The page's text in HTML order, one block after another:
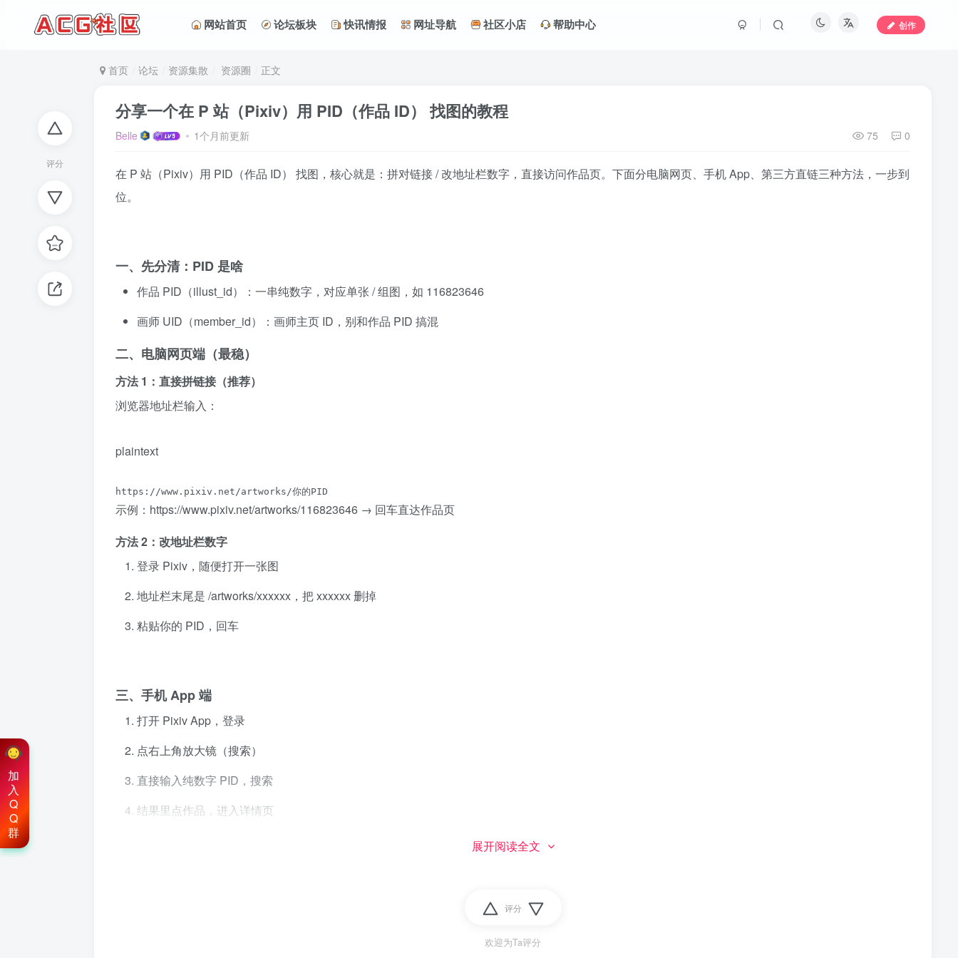
网站首页 论坛板块 快讯情报 网址导航 社区小店 帮助中心 创作
评分
首页 论坛 资源集散 资源圈 正文
分享一个在 P 站（Pixiv）用 PID（作品 ID） 找图的教程
Belle 1个月前更新 75 0
在 P 站（Pixiv）用 PID（作品 ID） 找图，核心就是：拼对链接 / 改地址栏数字，直接访问作品页。下面分电脑网页、手机 App、第三方直链三种方法，一步到
位。
一、先分清：PID 是啥
作品 PID（illust_id）：一串纯数字，对应单张 / 组图，如 116823646
画师 UID（member_id）：画师主页 ID，别和作品 PID 搞混
二、电脑网页端（最稳）
方法 1：直接拼链接（推荐）
浏览器地址栏输入：
plaintext
https://www.pixiv.net/artworks/你的PID
示例：https://www.pixiv.net/artworks/116823646 → 回车直达作品页
方法 2：改地址栏数字
登录 Pixiv，随便打开一张图
地址栏末尾是 /artworks/xxxxxx，把 xxxxxx 删掉
粘贴你的 PID，回车
三、手机 App 端
打开 Pixiv App，登录
点右上角放大镜（搜索）
直接输入纯数字 PID，搜索
结果里点作品，进入详情页
展开阅读全文
评分
欢迎为Ta评分
加
入
Q
Q
群